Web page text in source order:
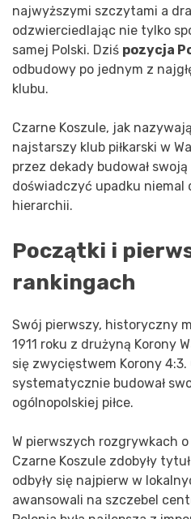
najwyższymi szczytami a
odzwierciedlając nie tylko
samej Polski. Dziś pozycja
odbudowy po jednym z
klubu.
Czarne Koszule, jak
najstarszy klub piłkarski w
przez dekady budował
doświadczyć upadku niemal
hierarchii.
Początki i
rankingach
Swój pierwszy, historyczny
1911 roku z drużyną Korony
się zwycięstwem Korony
systematycznie budował
ogólnopolskiej piłce.
W pierwszych rozgrywkach
Czarne Koszule zdobyły
odbyły się najpierw w
awansowali na szczebel